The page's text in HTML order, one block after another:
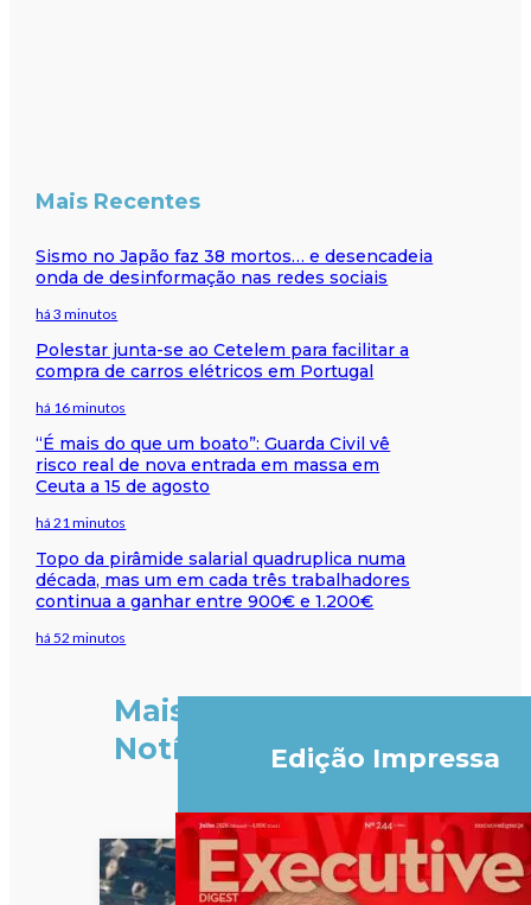
Mais Recentes
Sismo no Japão faz 38 mortos… e desencadeia
onda de desinformação nas redes sociais
há 3 minutos
Polestar junta-se ao Cetelem para facilitar a
compra de carros elétricos em Portugal
há 16 minutos
“É mais do que um boato”: Guarda Civil vê
risco real de nova entrada em massa em
Ceuta a 15 de agosto
há 21 minutos
Topo da pirâmide salarial quadruplica numa
década, mas um em cada três trabalhadores
continua a ganhar entre 900€ e 1.200€
há 52 minutos
Mais
Notícias
Edição Impressa